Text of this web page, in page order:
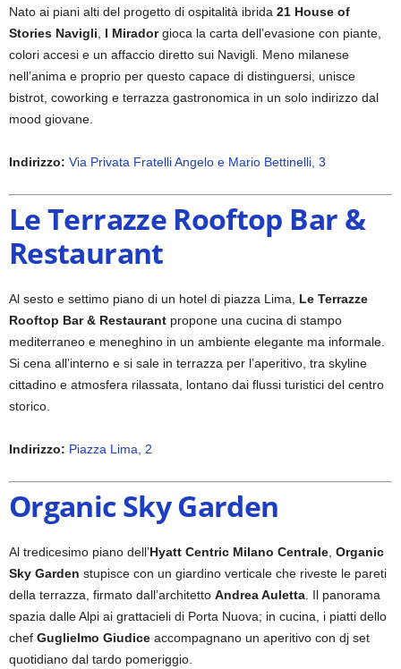
Nato ai piani alti del progetto di ospitalità ibrida 21 House of
Stories Navigli
I Miradorgioca la carta dell’evasione con piante,
colori accesi e un affaccio diretto sui Navigli. Meno milanese
nell’anima e proprio per questo capace di distinguersi, unisce
bistrot, coworking e terrazza gastronomica in un solo indirizzo dal
mood giovane.
Indirizzo: Via Privata Fratelli Angelo e Mario Bettinelli, 3
Le Terrazze Rooftop Bar &
Restaurant
Al sesto e settimo piano di un hotel di piazza Lima, Le Terrazze
Rooftop Bar & Restaurant propone una cucina di stampo
mediterraneo e meneghino in un ambiente elegante ma informale.
Si cena all’interno e si sale in terrazza per l’aperitivo, tra skyline
cittadino e atmosfera rilassata, lontano dai flussi turistici del centro
storico.
Indirizzo: Piazza Lima, 2
Organic Sky Garden
Al tredicesimo piano dell’Hyatt Centric Milano Centrale Organic
Sky Garden stupisce con un giardino verticale che riveste le pareti
della terrazza, firmato dall’architetto Andrea Auletta . Il panorama
spazia dalle Alpi ai grattacieli di Porta Nuova; in cucina, i piatti dello
chef Guglielmo Giudice accompagnano un aperitivo con dj set
quotidiano dal tardo pomeriggio.